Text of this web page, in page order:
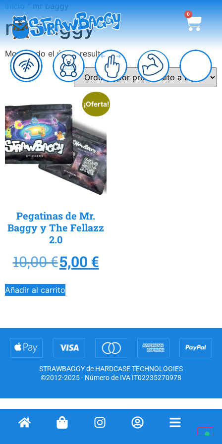
0
Inicio"mr baggy
mr baggy
Mostrando el único resultado
¡Oferta!
Pegatinas de Mr.
Baggy y The Fellazz
2.0
10,00€5,00 €
Añadir al carrito
STRAWBAGGY de HARDCASE TECHNOLOGIES
©2012-2025 - Número de IVA IT02235270978
Aviso en la recogida